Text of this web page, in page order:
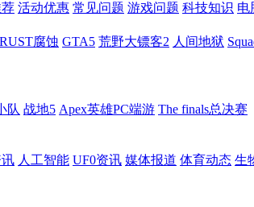
活动优惠 常见问题 游戏问题 科技知识 电
RUST腐蚀 GTA5 荒野大镖客2 人间地狱
队 战地5 Apex英雄PC端游 The finals总决赛
人工智能 UF0资讯 媒体报道 体育动态 生